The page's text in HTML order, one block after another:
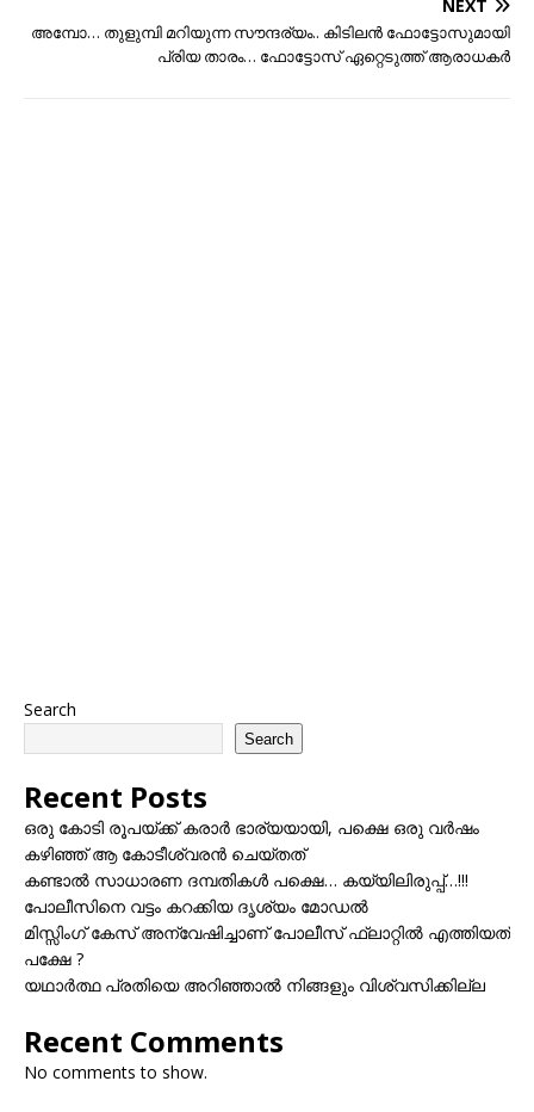
NEXT
അമ്പോ… തുളുമ്പി മറിയുന്ന സൗന്ദര്യം.. കിടിലൻ ഫോട്ടോസുമായി
പ്രിയ താരം… ഫോട്ടോസ് ഏറ്റെടുത്ത് ആരാധകർ
Search
Search
Recent Posts
ഒരു കോടി രൂപയ്ക്ക് കരാർ ഭാര്യയായി, പക്ഷെ ഒരു വർഷം
കഴിഞ്ഞ് ആ കോടീശ്വരൻ ചെയ്തത്
കണ്ടാൽ സാധാരണ ദമ്പതികൾ പക്ഷെ… കയ്യിലിരുപ്പ്…!!!
പോലീസിനെ വട്ടം കറക്കിയ ദൃശ്യം മോഡല്‍
മിസ്സിംഗ് കേസ് അന്വേഷിച്ചാണ് പോലീസ് ഫ്ലാറ്റിൽ എത്തിയത്
പക്ഷേ ?
യഥാർത്ഥ പ്രതിയെ അറിഞ്ഞാൽ നിങ്ങളും വിശ്വസിക്കില്ല
Recent Comments
No comments to show.